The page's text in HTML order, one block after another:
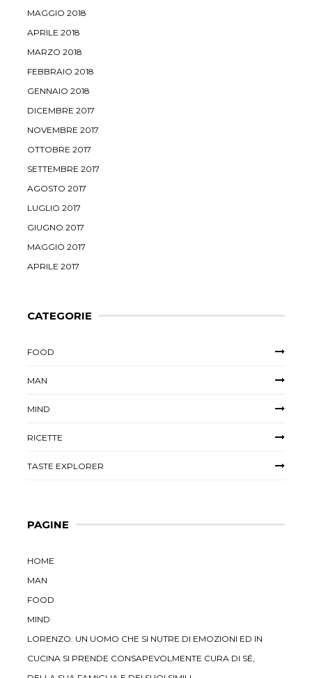
MAGGIO 2018
APRILE 2018
MARZO 2018
FEBBRAIO 2018
GENNAIO 2018
DICEMBRE 2017
NOVEMBRE 2017
OTTOBRE 2017
SETTEMBRE 2017
AGOSTO 2017
LUGLIO 2017
GIUGNO 2017
MAGGIO 2017
APRILE 2017
CATEGORIE
FOOD
MAN
MIND
RICETTE
TASTE EXPLORER
PAGINE
HOME
MAN
FOOD
MIND
LORENZO: UN UOMO CHE SI NUTRE DI EMOZIONI ED IN
CUCINA SI PRENDE CONSAPEVOLMENTE CURA DI SÉ,